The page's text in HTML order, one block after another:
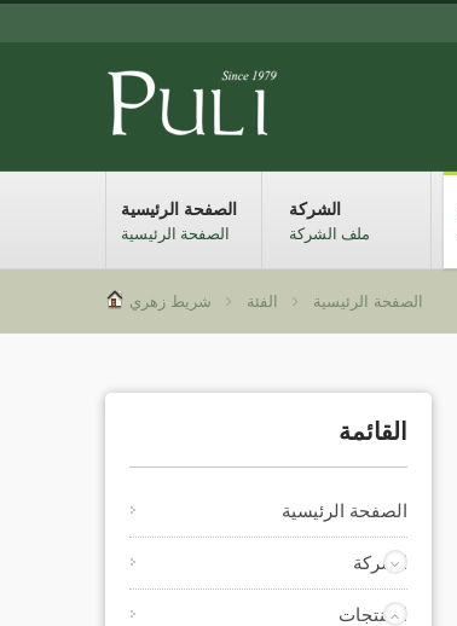
الصفحة الرئيسية
الصفحة الرئيسية
الشركة
ملف الشركة
الصفحة الرئيسية الفئة شريط زهري
القائمة
الصفحة الرئيسية
الشركة
المنتجات